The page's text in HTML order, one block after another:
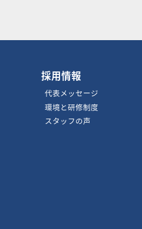
採用情報
代表メッセージ
環境と研修制度
スタッフの声